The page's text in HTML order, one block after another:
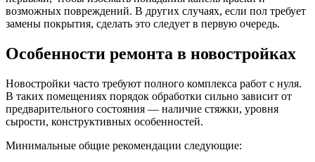
возможных повреждений. В других случаях, если пол требует
замены покрытия, сделать это следует в первую очередь.
Особенности ремонта в новостройках
Новостройки часто требуют полного комплекса работ с нуля.
В таких помещениях порядок обработки сильно зависит от
предварительного состояния — наличие стяжки, уровня
сырости, конструктивных особенностей.
Минимальные общие рекомендации следующие: